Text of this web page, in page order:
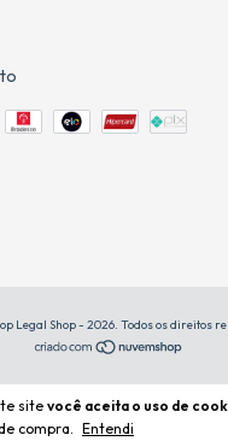
site você aceita o uso de
compra. Entendi
Legal Shop - 2026. Todos os direitos